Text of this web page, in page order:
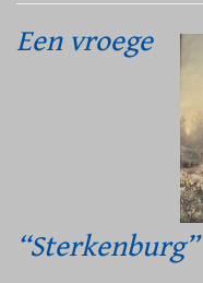
Een vroege
“Sterkenburg”